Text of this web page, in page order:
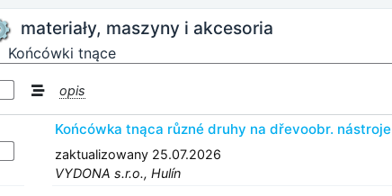
materiały, maszyny i akcesoria
Końcówki tnące
opis
Końcówka tnąca různé druhy na dřevoobr. nástroje
zaktualizowany 25.07.2026
VYDONA s.r.o., Hulín